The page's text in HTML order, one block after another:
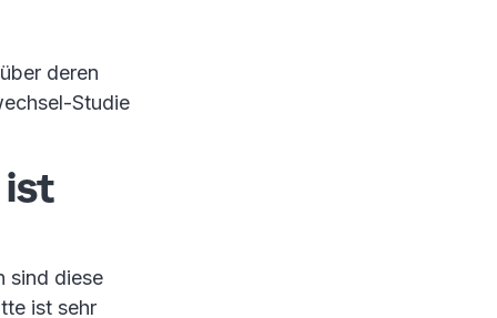
deren
Studie
sind diese
ist sehr